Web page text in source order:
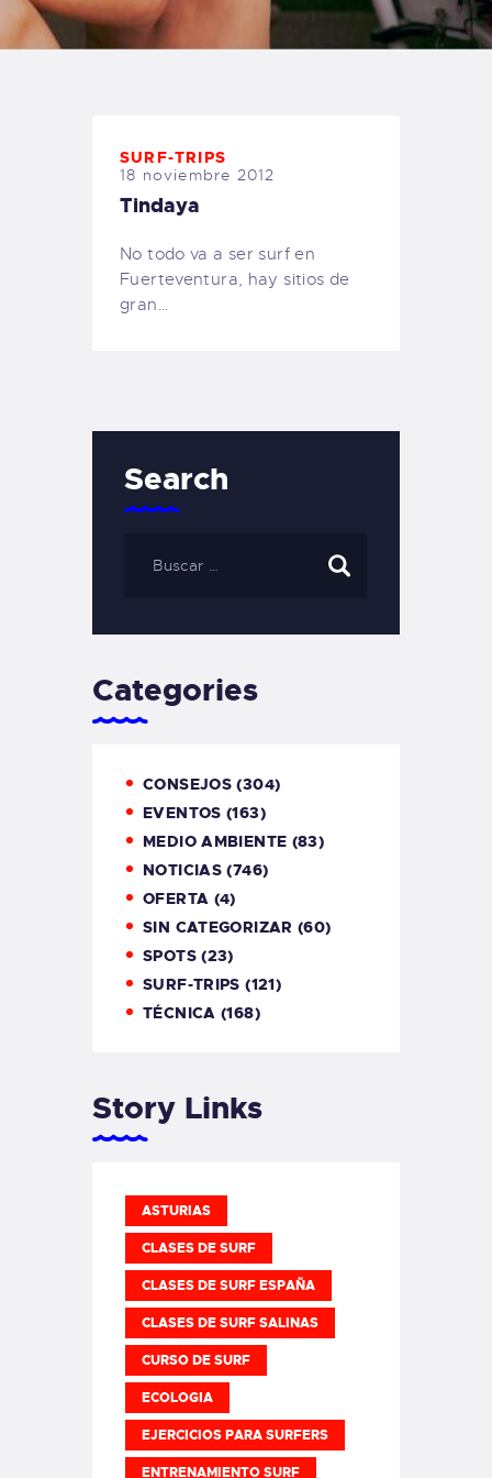
TIENDA FAMILY SURFERS
WEBCAM SALINAS
SURF-TRIPS
18 noviembre 2012
Tindaya
No todo va a ser surf en
Fuerteventura, hay sitios de
gran…
Search
Categories
CONSEJOS (304)
EVENTOS (163)
MEDIO AMBIENTE (83)
NOTICIAS (746)
OFERTA (4)
SIN CATEGORIZAR (60)
SPOTS(23)
SURF-TRIPS (121)
TÉCNICA (168)
Story Links
ASTURIAS
CLASES DE SURF
CLASES DE SURF ESPAÑA
CLASES DE SURF SALINAS
CURSO DE SURF
ECOLOGIA
EJERCICIOS PARA SURFERS
ENTRENAMIENTO SURF